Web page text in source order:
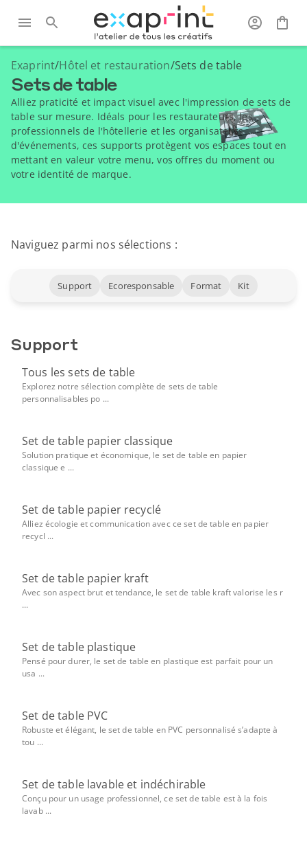
Exaprint/Hôtel et restauration/Sets de table
Sets de table
Alliez praticité et impact visuel avec l'impression de sets de
table sur mesure. Idéals pour les restaurateurs, les
professionnels de l'hôtellerie et les organisateurs
d'événements, ces supports protègent vos espaces tout en
mettant en valeur votre menu, vos offres du moment ou
votre identité de marque.
Naviguez parmi nos sélections :
Support Ecoresponsable Format Kit
Support
Tous les sets de table
Explorez notre sélection complète de sets de table
personnalisables po ...
Set de table papier classique
Solution pratique et économique, le set de table en papier
classique e ...
Set de table papier recyclé
Alliez écologie et communication avec ce set de table en papier
recycl ...
Set de table papier kraft
Avec son aspect brut et tendance, le set de table kraft valorise les r
...
Set de table plastique
Pensé pour durer, le set de table en plastique est parfait pour un
usa ...
Set de table PVC
Robuste et élégant, le set de table en PVC personnalisé s’adapte à
tou ...
Set de table lavable et indéchirable
Conçu pour un usage professionnel, ce set de table est à la fois
lavab ...